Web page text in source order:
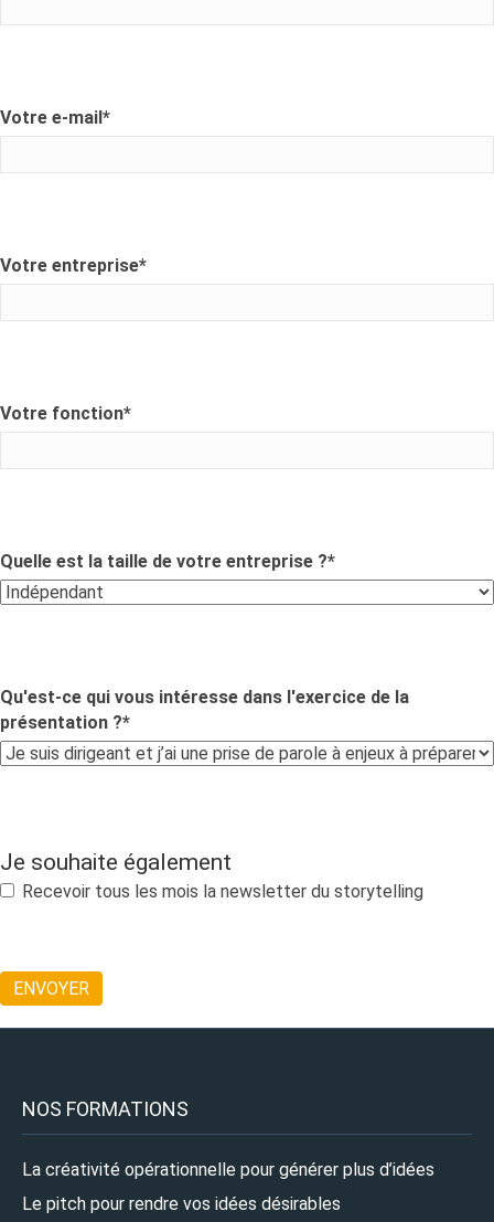
Votre e-mail*
Votre entreprise*
Votre fonction*
Quelle est la taille de votre entreprise ?*
Qu'est-ce qui vous intéresse dans l'exercice de la
présentation ?*
Je souhaite également
Recevoir tous les mois la newsletter du storytelling
NOS FORMATIONS
La créativité opérationnelle pour générer plus d’idées
Le pitch pour rendre vos idées désirables